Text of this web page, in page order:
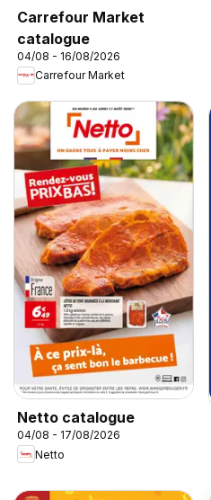
Carrefour Market
catalogue
04/08 - 16/08/2026
Carrefour Market
Netto catalogue
04/08 - 17/08/2026
Netto